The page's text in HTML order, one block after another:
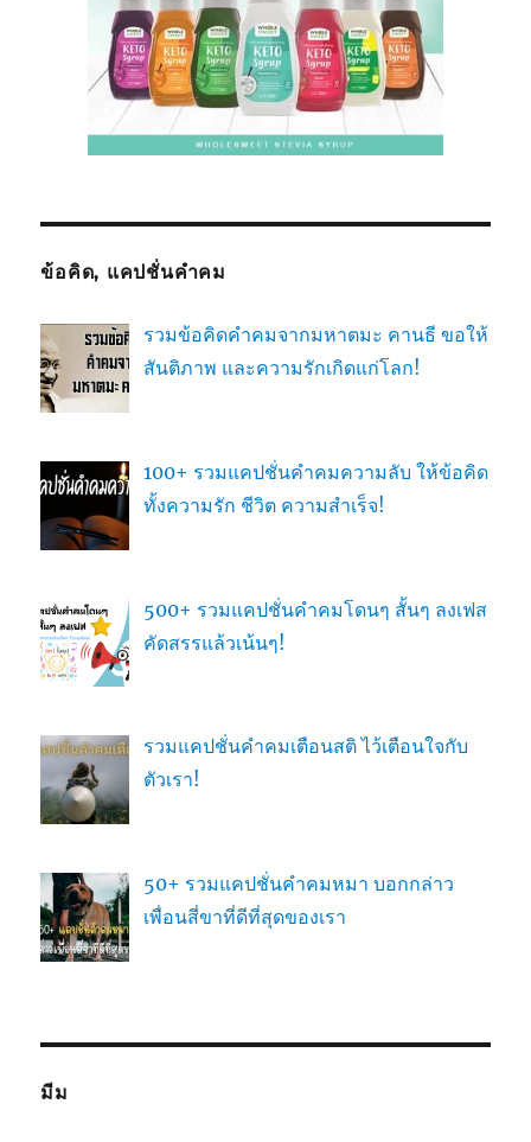
ข้อคิด, แคปชั่นคำคม
รวมข้อคิดคำคมจากมหาตมะ คานธี ขอให้
สันติภาพ และความรักเกิดแก่โลก!
100+ รวมแคปชั่นคำคมความลับ ให้ข้อคิด
ทั้งความรัก ชีวิต ความสำเร็จ!
500+ รวมแคปชั่นคำคมโดนๆ สั้นๆ ลงเฟส
คัดสรรแล้วเน้นๆ!
รวมแคปชั่นคำคมเตือนสติ ไว้เตือนใจกับ
ตัวเรา!
50+ รวมแคปชั่นคำคมหมา บอกกล่าว
เพื่อนสี่ขาที่ดีที่สุดของเรา
มีม